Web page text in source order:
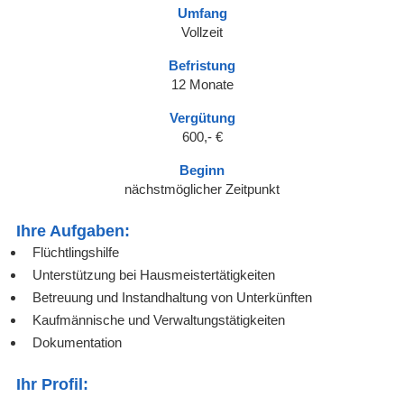
Umfang
Vollzeit
Befristung
12 Monate
Vergütung
600,- €
Beginn
nächstmöglicher Zeitpunkt
Ihre Aufgaben:
Flüchtlingshilfe
Unterstützung bei Hausmeistertätigkeiten
Betreuung und Instandhaltung von Unterkünften
Kaufmännische und Verwaltungstätigkeiten
Dokumentation
Ihr Profil: